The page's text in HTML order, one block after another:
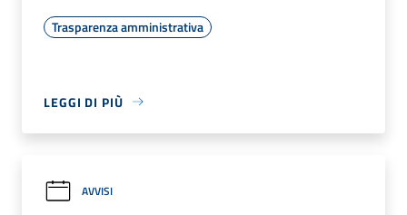
Trasparenza amministrativa
LEGGI DI PIÙ
AVVISI